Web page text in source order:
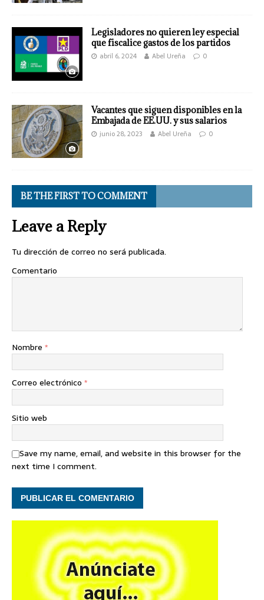
Legisladores no quieren ley especial
que fiscalice gastos de los partidos
abril 6, 2024 Abel Ureña 0
Vacantes que siguen disponibles en la
Embajada de EE.UU. y sus salarios
junio 28, 2023 Abel Ureña 0
BE THE FIRST TO COMMENT
Leave a Reply
Tu dirección de correo no será publicada.
Comentario
Nombre *
Correo electrónico *
Sitio web
Save my name, email, and website in this browser for the
next time I comment.